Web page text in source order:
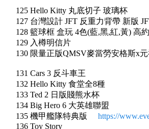
125 Hello Kitty 丸底切子 玻璃杯
127 台灣設計 JFT 反重力背帶 新版
128 籃球框 盒玩 4色(藍,黑,紅,黃) 高
129 入樽明信片
130 限量正版QMSV麥當勞安格斯x
131 Cars 3 反斗車王
132 Hello Kitty 食堂全8種
133 Ted 2 日版賤熊水杯
134 Big Hero 6 大英雄聯盟
135 機甲艦隊特典版
https://
136 Toy Story